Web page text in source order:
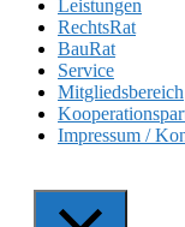
Leistungen
RechtsRat
BauRat
Service
Mitgliedsbereich
Impressum /